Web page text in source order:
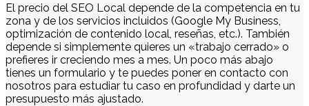
El precio del SEO Local depende de la competencia en tu
zona y de los servicios incluidos (Google My Business,
optimización de contenido local, reseñas, etc.). También
depende si simplemente quieres un «trabajo cerrado» o
prefieres ir creciendo mes a mes. Un poco más abajo
tienes un formulario y te puedes poner en contacto con
nosotros para estudiar tu caso en profundidad y darte un
presupuesto más ajustado.